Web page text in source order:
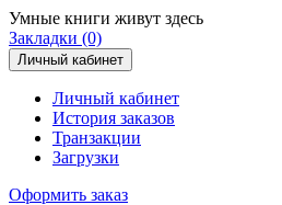
Умные книги живут здесь
Закладки (0)
Личный кабинет
Личный кабинет
История заказов
Транзакции
Загрузки
Оформить заказ